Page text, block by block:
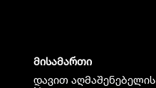
მისამართი
დავით აღმაშენებელის